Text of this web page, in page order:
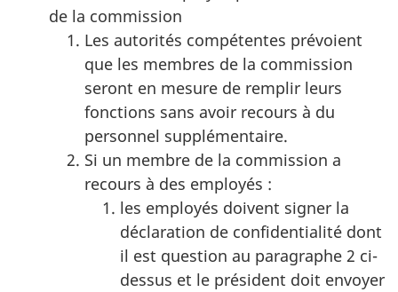
de la commission
Les autorités compétentes prévoient
que les membres de la commission
seront en mesure de remplir leurs
fonctions sans avoir recours à du
personnel supplémentaire.
Si un membre de la commission a
recours à des employés :
les employés doivent signer la
déclaration de confidentialité dont
il est question au paragraphe 2 ci-
dessus et le président doit envoyer